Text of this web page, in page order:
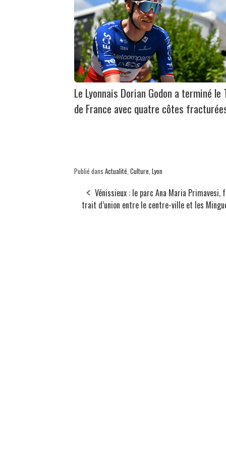
Le Lyonnais Dorian Godon a terminé le
de France avec quatre côtes
Publié dans Actualité Culture Lyon
Vénissieux : le parc Ana Maria Primavesi,
trait d’union entre le centre-ville et les